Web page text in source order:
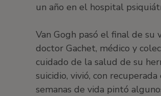
un año en el hospital
Van Gogh pasó el final de
doctor Gachet, médico y
cuidado de la salud de su
suicidio, vivió, con
semanas de vida pintó